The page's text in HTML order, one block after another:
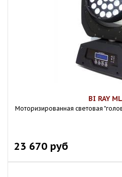
BI RAY
Моторизированная световая
23 670 руб